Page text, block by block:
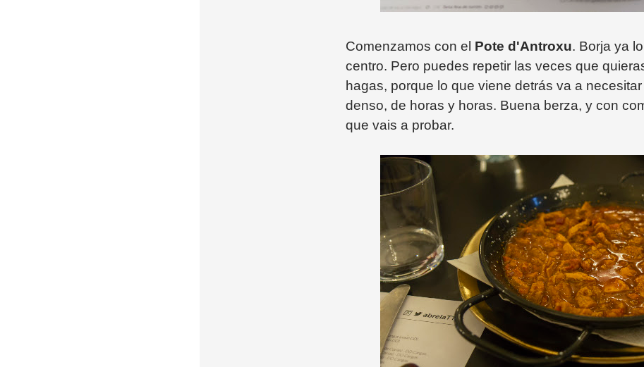
Comenzamos con el Pote d'Antroxu. Borja ya
centro. Pero puedes repetir las veces que
hagas, porque lo que viene detrás va a
denso, de horas y horas. Buena berza, y con
que vais a probar.